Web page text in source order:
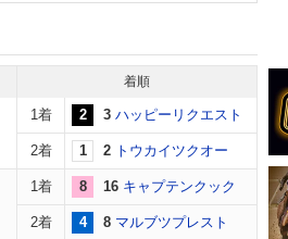
着順
1着 2 3 ハッピーリクエスト
2着 1 2 トウカイツクオー
1着 8 16 キャプテンクック
2着 4 8 マルブツプレスト